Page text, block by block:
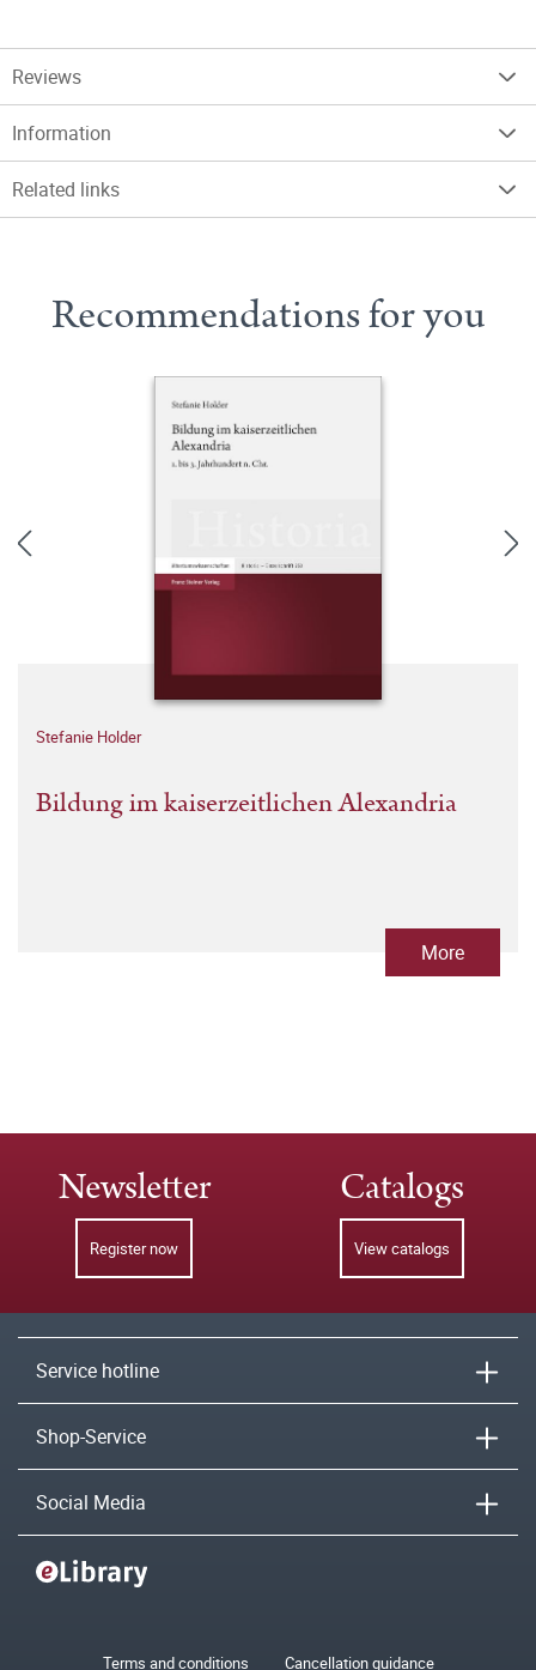
Reviews
Information
Related links
Recommendations for you
Stefanie Holder
Bildung im kaiserzeitlichen Alexandria
More
Newsletter
Register now
Catalogs
View catalogs
Service hotline
Shop-Service
Social Media
Terms and conditions Cancellation guidance